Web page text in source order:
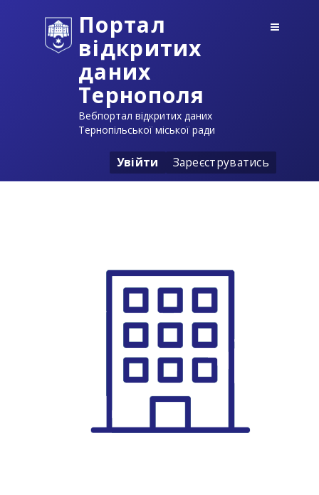
Портал
відкритих
даних
Тернополя
Вебпортал відкритих даних
Тернопільської міської ради
Увійти Зареєструватись